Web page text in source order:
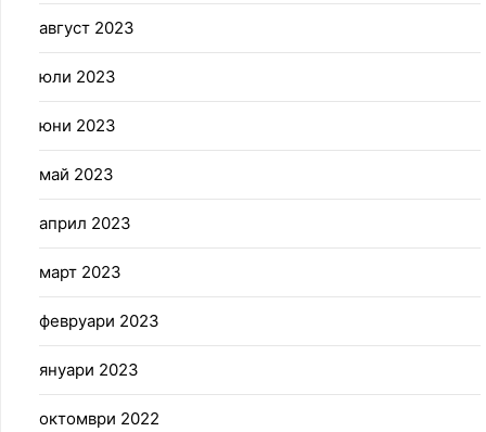
август 2023
юли 2023
юни 2023
май 2023
април 2023
март 2023
февруари 2023
януари 2023
октомври 2022